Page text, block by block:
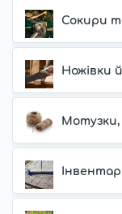
Сокири
Ножівки